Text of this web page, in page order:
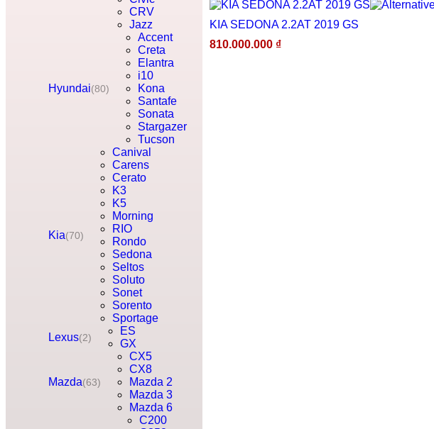
CRV
Jazz
Hyundai(80)
Accent
Creta
Elantra
i10
Kona
Santafe
Sonata
Stargazer
Tucson
Kia(70)
Canival
Carens
Cerato
K3
K5
Morning
RIO
Rondo
Sedona
Seltos
Soluto
Sonet
Sorento
Sportage
Lexus(2)
ES
GX
Mazda(63)
CX5
CX8
Mazda 2
Mazda 3
Mazda 6
C200
KIA SEDONA 2.2AT 2019 GS
810.000.000 ₫